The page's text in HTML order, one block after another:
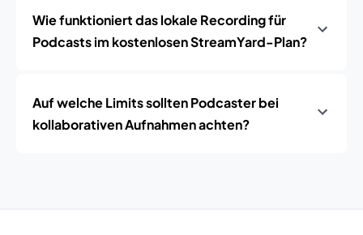
Wie funktioniert das lokale Recording für
Podcasts im kostenlosen StreamYard-Plan?
Auf welche Limits sollten Podcaster bei
kollaborativen Aufnahmen achten?